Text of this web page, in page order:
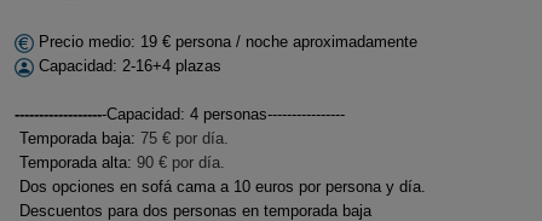
Precio medio: 19 € persona / noche aproximadamente
Capacidad: 2-16+4 plazas
-------------------Capacidad: 4 personas----------------
Temporada baja: 75 € por día.
Temporada alta: 90 € por día.
Dos opciones en sofá cama a 10 euros por persona y día.
Descuentos para dos personas en temporada baja